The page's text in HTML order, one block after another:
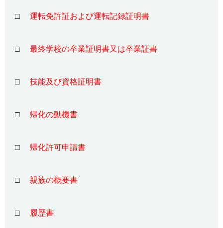
□ 運転免許証および運転記録証明書
□ 最終学校の卒業証明書又は卒業証書
□ 技能及び資格証明書
□ 帰化の動機書
□ 帰化許可申請書
□ 親族の概要書
□ 履歴書